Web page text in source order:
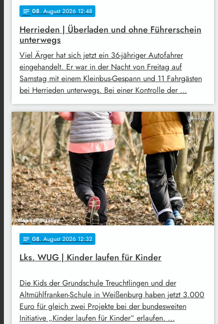
notes 08. August 2026 12:48
Herrieden | Überladen und ohne Führerschein
unterwegs
Viel Ärger hat sich jetzt ein 36-jähriger Autofahrer
eingehandelt. Er war in der Nacht von Freitag auf
Samstag mit einem Kleinbus-Gespann und 11 Fahrgästen
bei Herrieden unterwegs. Bei einer Kontrolle der …
Symbolbild
notes 08. August 2026 12:32
Lks. WUG | Kinder laufen für Kinder
Die Kids der Grundschule Treuchtlingen und der
Altmühlfranken-Schule in Weißenburg haben jetzt 3.000
Euro für gleich zwei Projekte bei der bundesweiten
Initiative „Kinder laufen für Kinder“ erlaufen. …